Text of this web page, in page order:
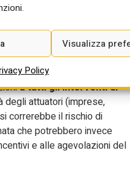
Visualizza
Policy
solo: conferenza unificata,
nessuno scomputo
dagli oneri di
siano concesse
estera diretta di
a tutti gli interventi di
degli attuatori (imprese,
correrebbe il rischio di
che potrebbero invece
e alle agevolazioni del